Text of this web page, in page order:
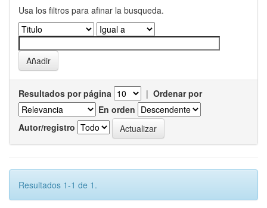
Usa los filtros para afinar la busqueda.
Resultados por página | Ordenar por
En orden
Autor/registro
Resultados 1-1 de 1.